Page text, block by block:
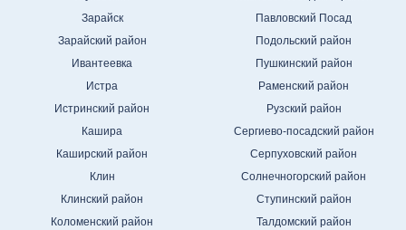
Зарайск
Зарайский район
Ивантеевка
Истра
Истринский район
Кашира
Каширский район
Клин
Клинский район
Коломенский район
Павловский Посад
Подольский район
Пушкинский район
Раменский район
Рузский район
Сергиево-посадский район
Серпуховский район
Солнечногорский район
Ступинский район
Талдомский район